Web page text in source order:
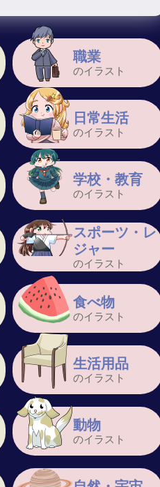
職業
のイラスト
日常生活
のイラスト
学校・教育
のイラスト
スポーツ・レ
ジャー
のイラスト
食べ物
のイラスト
生活用品
のイラスト
動物
のイラスト